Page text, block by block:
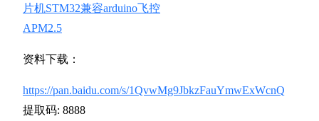
片机STM32兼容arduino飞控
APM2.5
资料下载：
https://pan.baidu.com/s/1QvwMg9JbkzFauYmwExWcnQ
提取码: 8888